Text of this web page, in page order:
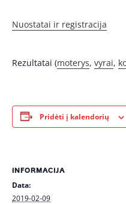
Nuostatai ir registracija
Rezultatai (moterys, vyrai,
Pridėti į kalendorių
INFORMACIJA
Data:
2019-02-09